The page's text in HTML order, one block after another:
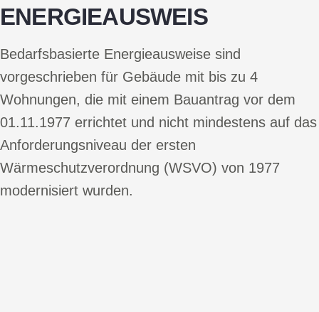
ENERGIEAUSWEIS
Bedarfsbasierte Energieausweise sind
vorgeschrieben für Gebäude mit bis zu 4
Wohnungen, die mit einem Bauantrag vor dem
01.11.1977 errichtet und nicht mindestens auf das
Anforderungsniveau der ersten
Wärmeschutzverordnung (WSVO) von 1977
modernisiert wurden.